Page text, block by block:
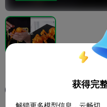
获得完
解锁更多模型信息，云畅切